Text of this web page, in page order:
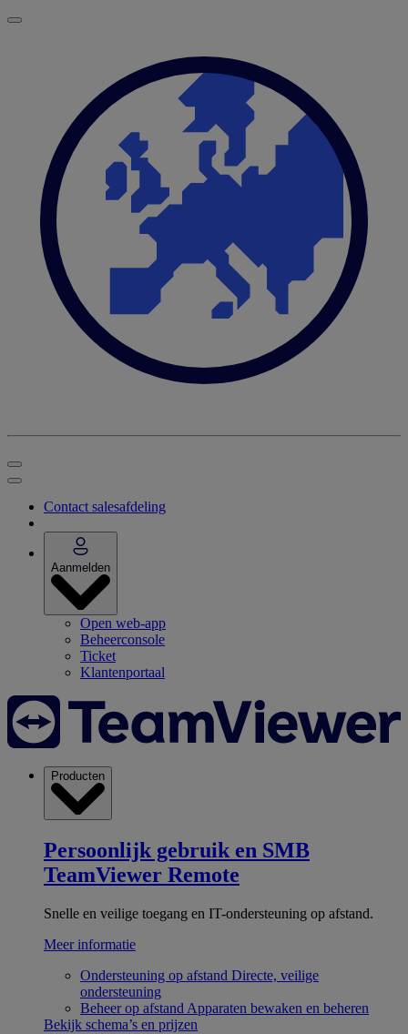
Contact salesafdeling
Aanmelden
Open web-app
Beheerconsole
Ticket
Klantenportaal
Producten
Persoonlijk gebruik en SMB
TeamViewer Remote
Snelle en veilige toegang en IT-ondersteuning op afstand.
Meer informatie
Ondersteuning op afstand Directe, veilige
ondersteuning
Beheer op afstand Apparaten bewaken en beheren
Bekijk schema’s en prijzen